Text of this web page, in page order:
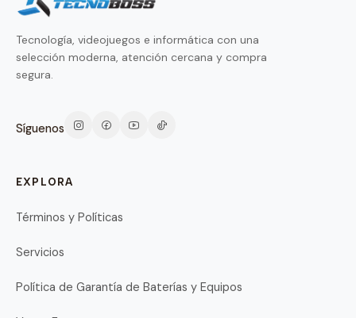
Tecnología, videojuegos e informática con una
selección moderna, atención cercana y compra
segura.
Síguenos
EXPLORA
Términos y Políticas
Servicios
Política de Garantía de Baterías y Equipos